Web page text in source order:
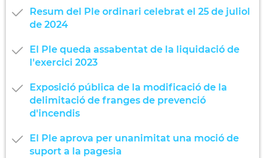
Resum del Ple ordinari celebrat el 25 de juliol
de 2024
El Ple queda assabentat de la liquidació de
l'exercici 2023
Exposició pública de la modificació de la
delimitació de franges de prevenció
d'incendis
El Ple aprova per unanimitat una moció de
suport a la pagesia